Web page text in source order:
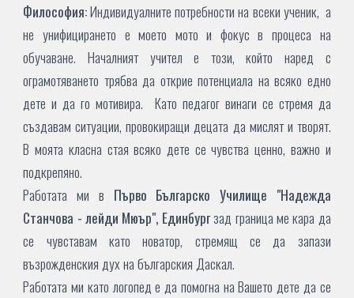
Философия:Индивидуалните потребности на всеки ученик, а
не унифицирането е моето мото и фокус в процеса на
обучаване. Началният учител е този, който наред с
ограмотяването трябва да открие потенциала на всяко едно
дете и да го мотивира. Като педагог винаги се стремя да
създавам ситуации, провокиращи децата да мислят и творят.
В моята класна стая всяко дете се чувства ценно, важно и
подкрепяно.
Работата ми в Първо Българско Училище "Надежда
Станчова - лейди Мюър", Единбургзад граница ме кара да
се чувставам като новатор, стремящ се да запази
възрожденския дух на българския Даскал.
Работата ми като логопед е да помогна на Вашето дете да се